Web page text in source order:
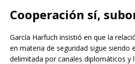
Cooperación sí,
García Harfuch insistió en que la
en materia de seguridad sigue siendo
delimitada por canales diplomáticos y